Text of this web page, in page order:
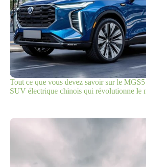
Tout ce que vous devez savoir sur le
SUV électrique chinois qui révolutionne le